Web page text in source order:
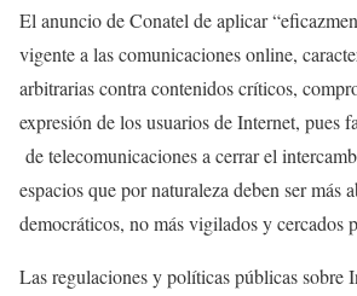
El anuncio de Conatel de aplicar
vigente a las comunicaciones online,
arbitrarias contra contenidos críticos,
expresión de los usuarios de Internet, pues
de telecomunicaciones a cerrar el
espacios que por naturaleza deben ser más
democráticos, no más vigilados y cercados
Las regulaciones y políticas públicas sobre